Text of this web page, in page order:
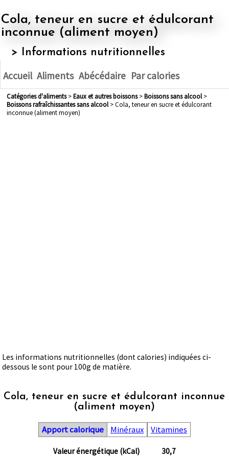
Cola, teneur en sucre et édulcorant
inconnue (aliment moyen)
> Informations nutritionnelles
Accueil Aliments Abécédaire Par calories
Catégories d'aliments> eaux et autres boissons> boissons sans alcool>
boissons rafraîchissantes sans alcool> Cola, teneur en sucre et édulcorant
inconnue (aliment moyen)
Les informations nutritionnelles (dont calories) indiquées ci-
dessous le sont pour 100g de matière.
Cola, teneur en sucre et édulcorant inconnue
(aliment moyen)
Apport calorique Minéraux Vitamines
Valeur énergétique (kCal) 30,7